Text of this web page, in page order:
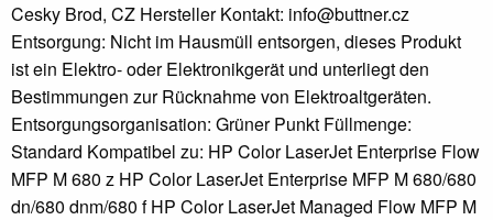
Cesky Brod, CZ Hersteller Kontakt: info@buttner.cz
Entsorgung: Nicht im Hausmüll entsorgen, dieses Produkt
ist ein Elektro- oder Elektronikgerät und unterliegt den
Bestimmungen zur Rücknahme von Elektroaltgeräten.
Entsorgungsorganisation: Grüner Punkt Füllmenge:
Standard Kompatibel zu: HP Color LaserJet Enterprise Flow
MFP M 680 z HP Color LaserJet Enterprise MFP M 680/680
dn/680 dnm/680 f HP Color LaserJet Managed Flow MFP M